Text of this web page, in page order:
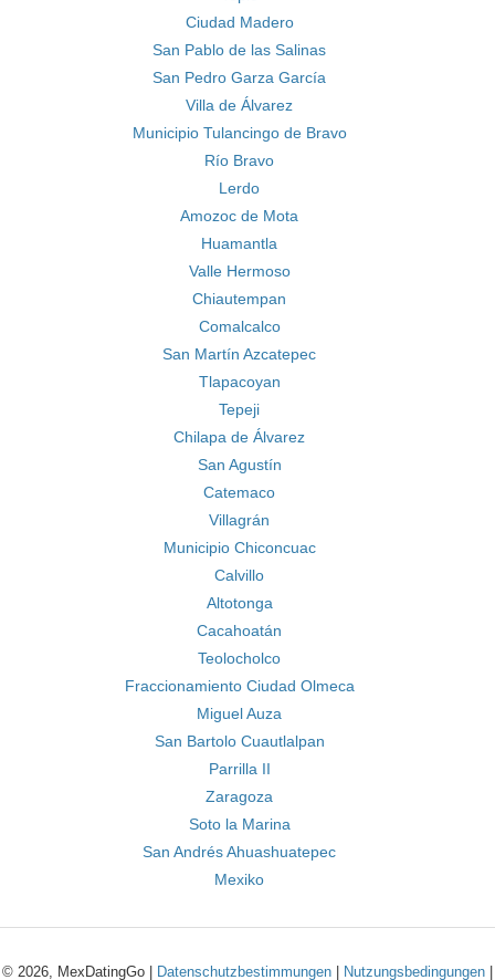
Ciudad Madero
San Pablo de las Salinas
San Pedro Garza García
Villa de Álvarez
Municipio Tulancingo de Bravo
Río Bravo
Lerdo
Amozoc de Mota
Huamantla
Valle Hermoso
Chiautempan
Comalcalco
San Martín Azcatepec
Tlapacoyan
Tepeji
Chilapa de Álvarez
San Agustín
Catemaco
Villagrán
Municipio Chiconcuac
Calvillo
Altotonga
Cacahoatán
Teolocholco
Fraccionamiento Ciudad Olmeca
Miguel Auza
San Bartolo Cuautlalpan
Parrilla II
Zaragoza
Soto la Marina
San Andrés Ahuashuatepec
Mexiko
© 2026, MexDatingGo | Datenschutzbestimmungen Nutzungsbedingungen